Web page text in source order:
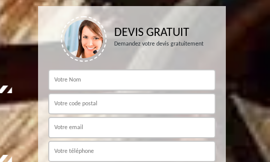
DEVIS GRATUIT
Demandez votre devis gratuitement